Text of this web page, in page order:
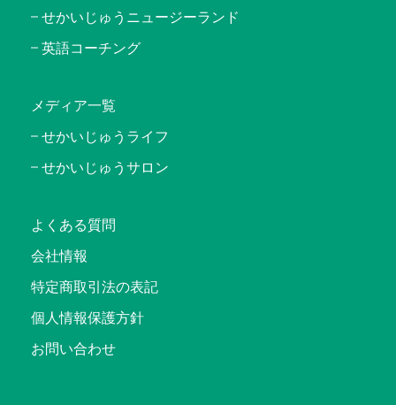
せかいじゅうニュージーランド
英語コーチング
メディア一覧
せかいじゅうライフ
せかいじゅうサロン
よくある質問
会社情報
特定商取引法の表記
個人情報保護方針
お問い合わせ